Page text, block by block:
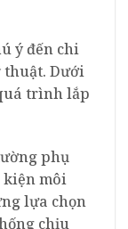
ý đến chi
thuật. Dưới
trình lắp
phụ
kiện môi
lựa chọn
chịu